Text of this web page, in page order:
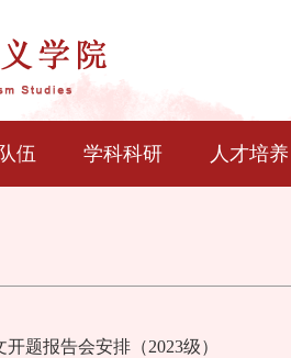
伍 学科科研 人才培养
题报告会安排（2023级）